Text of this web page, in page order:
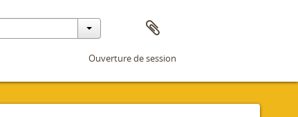
Ouverture de session